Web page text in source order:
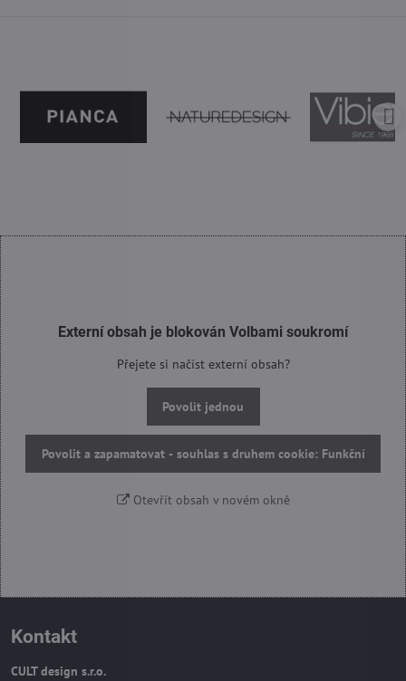
Externí obsah je blokován Volbami soukromí
Přejete si načíst externí obsah?
Povolit jednou
Povolit a zapamatovat - souhlas s druhem cookie: Funkční
Otevřít obsah v novém okně
Kontakt
CULT design s.r.o.